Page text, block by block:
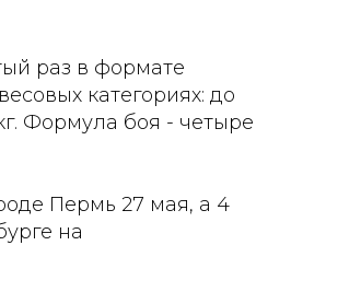
раз в формате
категориях: до
Формула боя - четыре
Пермь 27 мая, а 4
на